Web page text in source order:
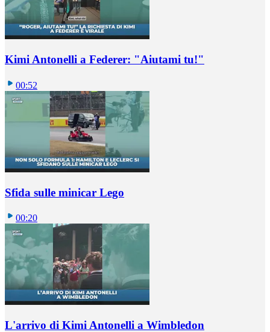
Kimi Antonelli a Federer: "Aiutami tu!"
00:52
Sfida sulle minicar Lego
00:20
L'arrivo di Kimi Antonelli a Wimbledon